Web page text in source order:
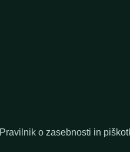
Pravilnik o zasebnosti in